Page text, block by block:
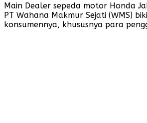
Main Dealer sepeda motor Honda
PT Wahana Makmur Sejati (WMS)
konsumennya, khususnya para